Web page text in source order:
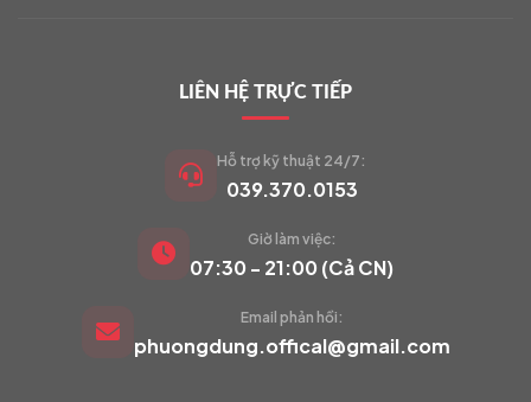
VIETCAM.VN
Đang trực tuyến
LIÊN HỆ TRỰC TIẾP
Hỗ trợ kỹ thuật 24/7:
039.370.0153
Giờ làm việc:
07:30 - 21:00 (Cả CN)
Email phản hồi:
phuongdung.offical@gmail.com